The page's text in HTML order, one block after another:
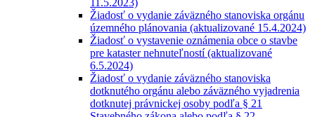
11.5.2023)
Žiadosť o vydanie záväzného stanoviska orgánu
územného plánovania (aktualizované 15.4.2024)
Žiadosť o vystavenie oznámenia obce o stavbe
pre kataster nehnuteľností (aktualizované
6.5.2024)
Žiadosť o vydanie záväzného stanoviska
dotknutého orgánu alebo záväzného vyjadrenia
dotknutej právnickej osoby podľa § 21